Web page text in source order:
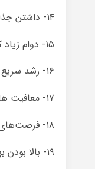
۱۴- داشتن جذابیت های خاص .
۱۵- دوام زیاد کسب و کارهای خانگی .
۱۶- رشد سریع تر و راحت تر .
۱۷- معافیت های مالیاتی .
۱۸- فرصت‌های بیشتر برای رشد حرفه‌ای .
۱۹- بالا بودن بهره وری بالا .